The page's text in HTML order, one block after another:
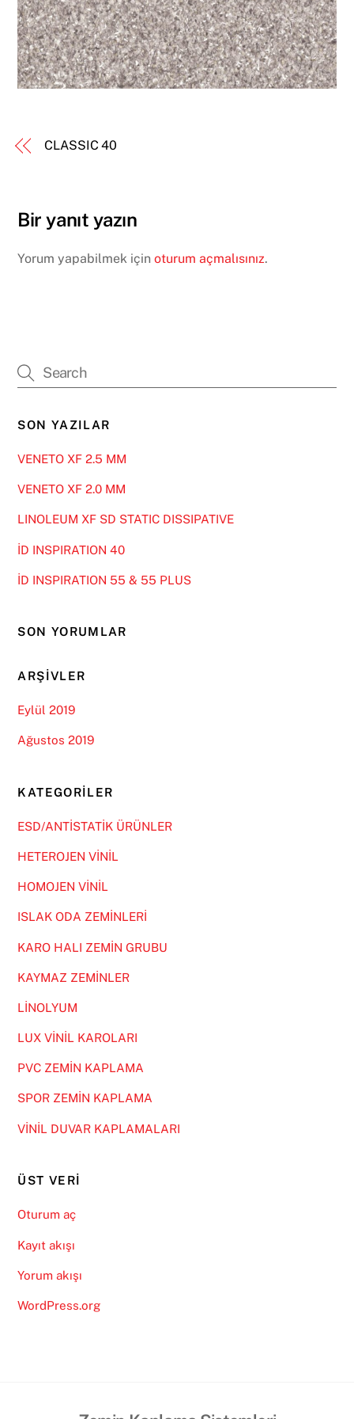
CLASSIC 40
Bir yanıt yazın
Yorum yapabilmek içinoturum açmalısınız.
SON YAZILAR
VENETO XF 2.5 MM
VENETO XF 2.0 MM
LINOLEUM XF SD STATIC DISSIPATIVE
İD INSPIRATION 40
İD INSPIRATION 55 & 55 PLUS
SON YORUMLAR
ARŞIVLER
Eylül 2019
Ağustos 2019
KATEGORILER
ESD/ANTİSTATİK ÜRÜNLER
HETEROJEN VİNİL
HOMOJEN VİNİL
ISLAK ODA ZEMİNLERİ
KARO HALI ZEMİN GRUBU
KAYMAZ ZEMİNLER
LİNOLYUM
LUX VİNİL KAROLARI
PVC ZEMİN KAPLAMA
SPOR ZEMİN KAPLAMA
VİNİL DUVAR KAPLAMALARI
ÜST VERI
Oturum aç
Kayıt akışı
Yorum akışı
WordPress.org